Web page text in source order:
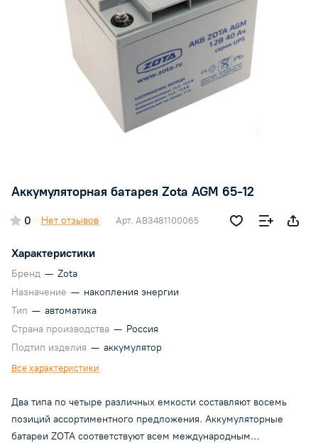
Аккумуляторная батарея Zota AGM 65-12
0 Нет отзывов Арт. AB3481100065
Характеристики
Бренд — Zota
Назначение — накопления энергии
Тип — автоматика
Страна производства — Россия
Подтип изделия — аккумулятор
Все характеристики
Два типа по четыре различных емкости составляют восемь
позиций ассортиментного предложения. Аккумуляторные
батареи ZOTA соответствуют всем международным